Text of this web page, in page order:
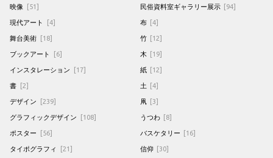
映像 [51]
現代アート [4]
舞台美術 [18]
ブックアート [6]
インスタレーション [17]
書 [2]
デザイン [239]
グラフィックデザイン [108]
ポスター [56]
タイポグラフィ [21]
民俗資料室ギャラリー展示 [94]
布 [4]
竹 [12]
木 [19]
紙 [12]
土 [4]
凧 [3]
うつわ [8]
バスケタリー [16]
信仰 [30]